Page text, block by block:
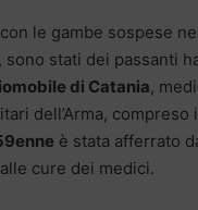
le gambe sospese
stati dei passanti
di Catania,
dell’Arma,
è stata afferrato
cure dei medici.